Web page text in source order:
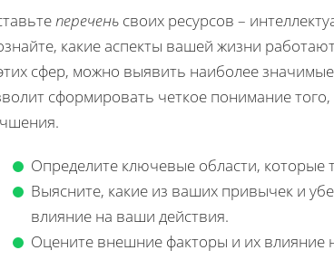
перечень своих ресурсов –
какие аспекты вашей жизни
сфер, можно выявить наиболее
сформировать четкое понимание
Определите ключевые области, которые
Выясните, какие из ваших привычек и
влияние на ваши действия.
Оцените внешние факторы и их влияние